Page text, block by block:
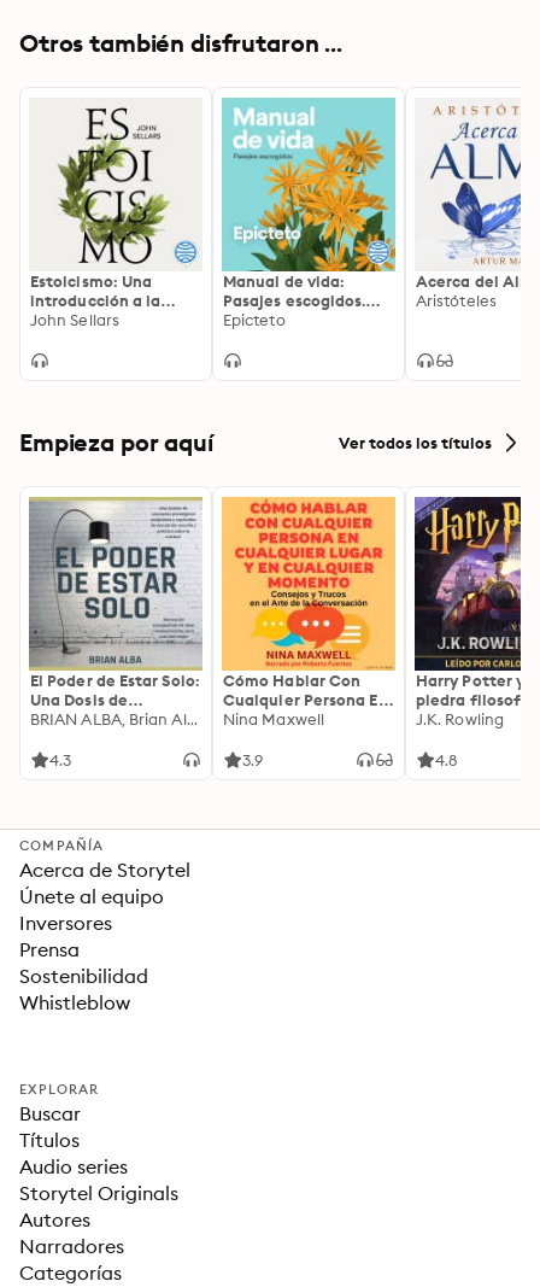
Otros también disfrutaron ...
Estoicismo: Una
introducción a la
filosofía del arte de
John Sellars
Manual de vida:
Pasajes escogidos.
Edición de Paloma
Epicteto
Acerca del
Aristóteles
Empieza por aquí Ver todos los títulos
El Poder de Estar Solo:
Una Dosis de
Motivación
Ideas Revolucionarias
BRIAN ALBA, Brian Alba
4.3
Cómo Hablar Con
Cualquier Persona En
Cualquier Lugar Y En
Nina Maxwell
3.9
Harry Potter y
piedra filosofal
J.K. Rowling
4.8
COMPAÑÍA
Acerca de Storytel
Únete al equipo
Inversores
Prensa
Sostenibilidad
Whistleblow
EXPLORAR
Buscar
Títulos
Audio series
Storytel Originals
Autores
Narradores
Categorías